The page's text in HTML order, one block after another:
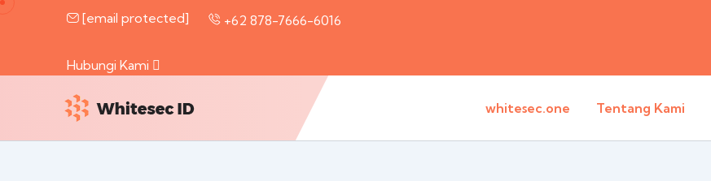
Skip
[email protected] +62 878-7666-6016
Hubungi Kami
whitesec.one Tentang Kami